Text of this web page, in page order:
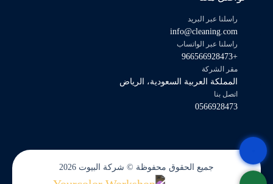
راسلنا عبر البريد
info@cleaning.com
راسلنا عبر الواتساب
+966566928473
مقر الشركة
المملكة العربية السعودية، الرياض
اتصل بنا
0566928473
جميع الحقوق محفوظة © شركة البيوت 2026